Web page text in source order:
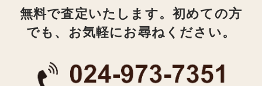
無料で査定いたします。初めての方
でも、お気軽にお尋ねください。